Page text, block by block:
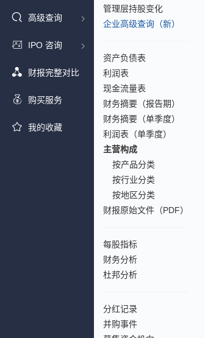
高级查询
IPO 咨询
财报完整对比
购买服务
我的收藏
管理层持股变化
企业高级查询（新）
资产负债表
利润表
现金流量表
财务摘要（报告期）
财务摘要（单季度）
利润表（单季度）
主营构成
按产品分类
按行业分类
按地区分类
财报原始文件（PDF）
每股指标
财务分析
杜邦分析
分红记录
并购事件